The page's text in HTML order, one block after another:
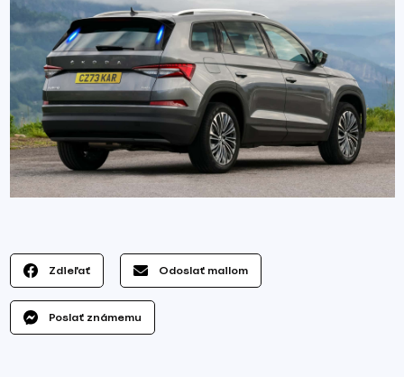
Zdieľať Odoslať mailom
Poslať známemu